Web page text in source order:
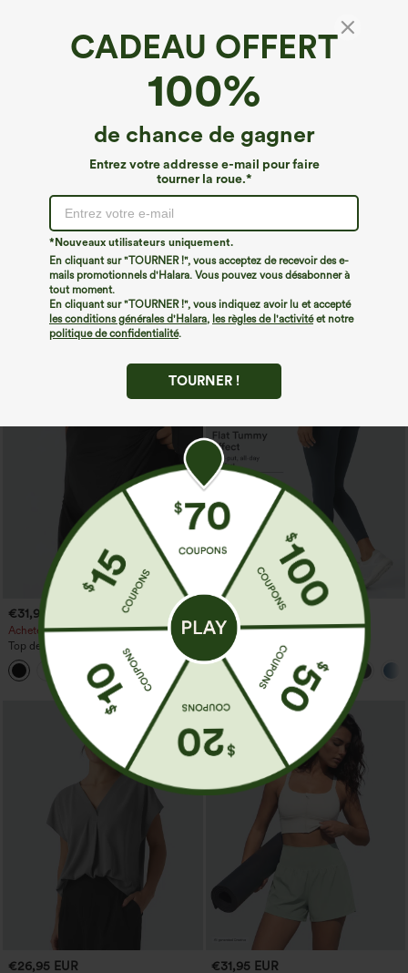
CADEAU OFFERT
100%
de chance de gagner
Entrez votre addresse e-mail pour faire
tourner la roue.*
*Nouveaux utilisateurs uniquement.
En cliquant sur "TOURNER !", vous acceptez de recevoir des e-
mails promotionnels d'Halara. Vous pouvez vous désabonner à
tout moment.
En cliquant sur "TOURNER !", vous indiquez avoir lu et accepté
les conditions générales d'Halara, les règles de l'activitéet notre
politique de confidentialité.
TOURNER !
€26,95 EUR €31,95 EUR
Achetez-en 2 pour 52,62 €, 4 pour
Halara Flex™ Pantalon de travail à taille
haute, jambe large, avec poches, en
maille gaufrée
+21
€31,95 EUR
Achetez-en 2 pour 52,62 €, 4 pour
105,24 €
haute sculptant la silhouette, gainant la
taille, avec poches, jambe large en
€31,95 EUR
€35,95 EUR
Achetez-en 2, le 3e est offert
Top de sport pour yoga asymétrique
(une épaule) à manches longues avec
ouverture pour le pouce, ourlet arrondi
haut-bas, séchage rapide, soutien-gorge
+3
€35,95 EUR
Achetez-en 2, le 3e est offert
Halara UltraSculpt™ leggings
d'entraînement taille haute — fronces
liftantes pour le fessier, maintien gainant
du ventre et poche
€26,95 EUR €31,95 EUR